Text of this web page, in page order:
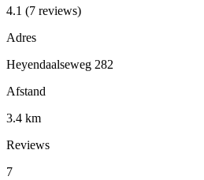
4.1 (7 reviews)
Adres
Heyendaalseweg 282
Afstand
3.4 km
Reviews
7